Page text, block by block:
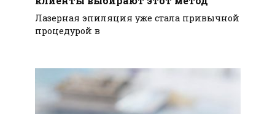
Лазерная эпиляция уже стала привычной
процедурой в